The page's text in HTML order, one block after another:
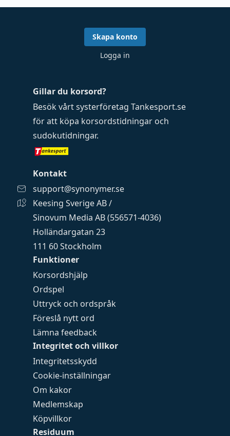
Funktioner
Korsordshjälp
Ordspel
Uttryck och ordspråk
Föreslå nytt ord
Lämna feedback
Integritet och villkor
Integritetsskydd
Cookie-inställningar
Om kakor
Medlemskap
Köpvillkor
Residuum
Gillar du korsord?
Besök vårt systerföretag Tankesport.se
för att köpa korsordstidningar och
sudokutidningar.
Kontakt
support@synonymer.se
Keesing Sverige AB /
Sinovum Media AB (556571-4036)
Holländargatan 23
111 60 Stockholm
Skapa konto
Logga in